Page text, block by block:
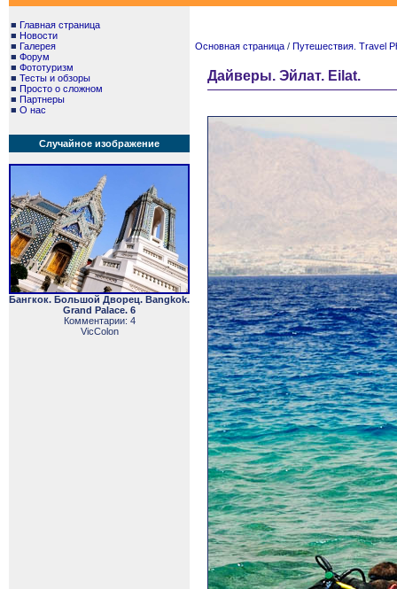
■ Главная страница
■ Новости
■ Галерея
■ Форум
■ Фототуризм
■ Тесты и обзоры
■ Просто о сложном
■ Партнеры
■ О нас
Случайное изображение
Бангкок. Большой Дворец. Bangkok.
Grand Palace. 6
Комментарии: 4
VicColon
Основная страница / Путешествия. Travel
Дайверы. Эйлат. Eilat.